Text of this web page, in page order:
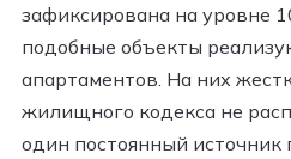
зафиксирована на уровне
подобные объекты
апартаментов. На них
жилищного кодекса не
один постоянный источник